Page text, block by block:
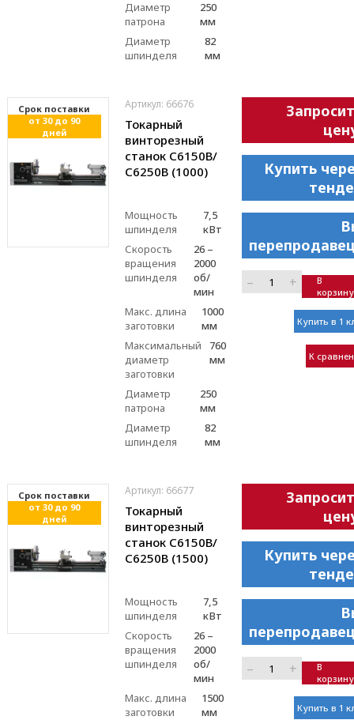
Диаметр
патрона
250
мм
Диаметр
шпинделя
82
мм
Cрок поставки
от 30 до 90
дней
Артикул: 66676
Токарный
винторезный
станок С6150В/
С6250В (1000)
Мощность
шпинделя
7,5
кВт
Скорость
вращения
шпинделя
26 –
2000
об/
мин
Макс. длина
заготовки
1000
мм
Максимальный
диаметр
заготовки
760
мм
Диаметр
патрона
250
мм
Диаметр
шпинделя
82
мм
Купить
– +
В
корзину
Купить в 1
К
Cрок поставки
от 30 до 90
дней
Артикул: 66677
Токарный
винторезный
станок С6150В/
С6250В (1500)
Мощность
шпинделя
7,5
кВт
Скорость
вращения
шпинделя
26 –
2000
об/
мин
Макс. длина
заготовки
1500
мм
Купить
– +
В
корзину
Купить в 1